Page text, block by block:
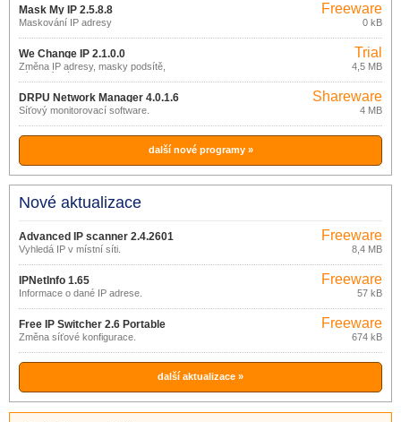
Mask My IP 2.5.8.8
Maskování IP adresy
Freeware
0 kB
We Change IP 2.1.0.0
Změna IP adresy, masky podsítě,
výchozí brány,...
Trial
4,5 MB
DRPU Network Manager 4.0.1.6
Síťový monitorovací software.
Shareware
4 MB
další nové programy »
Nové aktualizace
Advanced IP scanner 2.4.2601
Vyhledá IP v místní síti.
Freeware
8,4 MB
IPNetInfo 1.65
Informace o dané IP adrese.
Freeware
57 kB
Free IP Switcher 2.6 Portable
Změna síťové konfigurace.
Freeware
674 kB
další aktualizace »